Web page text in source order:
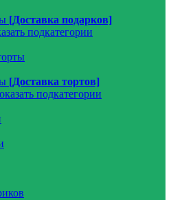
[Доставка подарков]
подкатегории
[Доставка тортов]
подкатегории